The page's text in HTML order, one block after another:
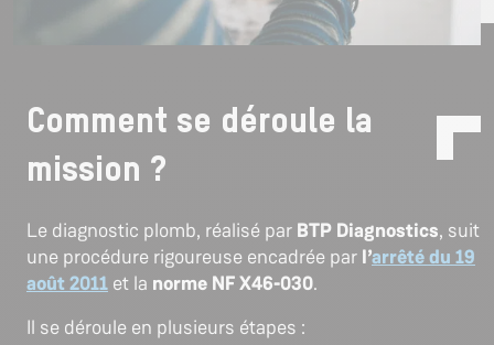
Comment se déroule la
mission ?
Le diagnostic plomb, réalisé par BTP Diagnostics, suit
une procédure rigoureuse encadrée par l’arrêté du 19
août 2011 et la norme NF X46-030.
Il se déroule en plusieurs étapes :